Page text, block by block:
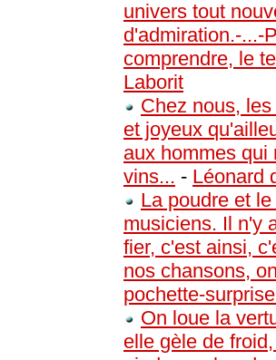
univers tout
d'admiration.-...-
comprendre, le
Laborit
Chez nous,
et joyeux
aux hommes
vins... - Léonard
La poudre et
musiciens. Il n'y
fier, c'est ainsi,
nos chansons,
pochette-
On loue la
elle gèle de